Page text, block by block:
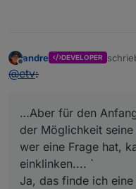
Offline
andre DEVELOPER
@etv:
…Aber für den
der Möglichkeit
wer eine Frage hat,
einklinken.... `
Ja, das finde ich eine